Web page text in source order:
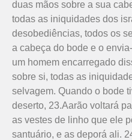
duas mãos sobre a sua
todas as iniquidades dos
desobediências, todos os
a cabeça do bode e o
um homem encarregado
sobre si, todas as
selvagem. Quando o bode
deserto, 23.Aarão voltará
as vestes de linho que ele
santuário, e as deporá ali.